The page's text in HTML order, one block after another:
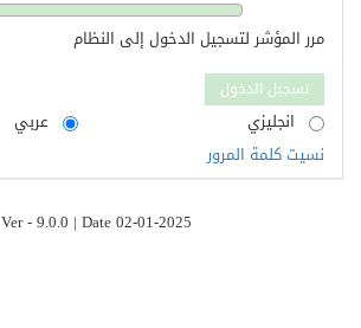
مرر المؤشر لتسجيل الدخول إلى النظام
انجليزي
عربي
نسيت كلمة المرور
Ver - 9.0.0 | Date 02-01-2025